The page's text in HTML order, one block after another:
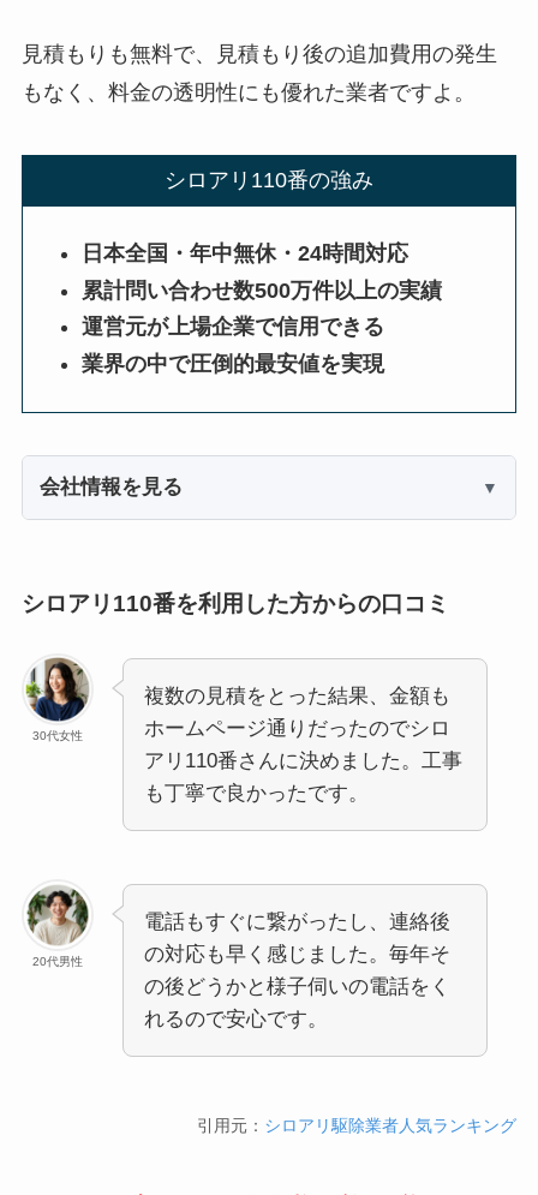
見積もりも無料で、見積もり後の追加費用の発生
もなく、料金の透明性にも優れた業者ですよ。
シロアリ110番の強み
日本全国・年中無休・24時間対応
累計問い合わせ数500万件以上の実績
運営元が上場企業で信用できる
業界の中で圧倒的最安値を実現
会社情報を見る
シロアリ110番を利用した方からの口コミ
30代女性
複数の見積をとった結果、金額も
ホームページ通りだったのでシロ
アリ110番さんに決めました。工事
も丁寧で良かったです。
20代男性
電話もすぐに繋がったし、連絡後
の対応も早く感じました。毎年そ
の後どうかと様子伺いの電話をく
れるので安心です。
引用元： シロアリ駆除業者人気ランキング